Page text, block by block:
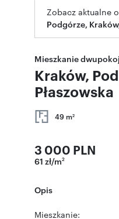
Zobacz aktualne
Podgórze,
Mieszkanie
Kraków,
Płaszowska
49 m2
3 000 PLN
61 zł/m2
Opis
Mieszkanie: